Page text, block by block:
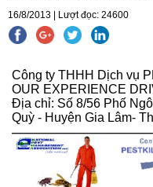
16/8/2013 | Lượt đọc: 24600
Công ty THHH Dịch vụ
OUR EXPERIENCE
Địa chỉ: Số 8/56 Phố
Quỳ - Huyện Gia Lâm-